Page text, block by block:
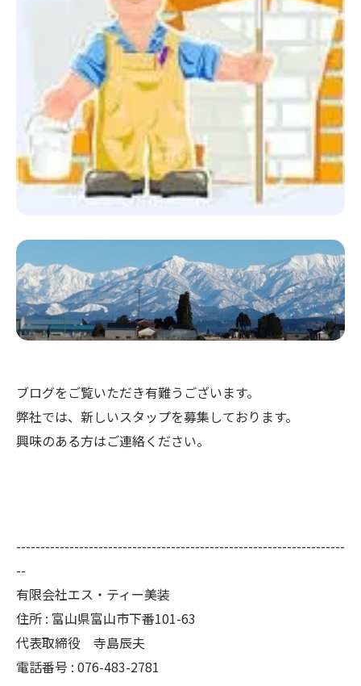
ブログをご覧いただき有難うございます。
弊社では、新しいスタップを募集しております。
興味のある方はご連絡ください。
--------------------------------------------------------------------
--
有限会社エス・ティー美装
住所 : 富山県富山市下番101-63
代表取締役 寺島辰夫
電話番号 : 076-483-2781